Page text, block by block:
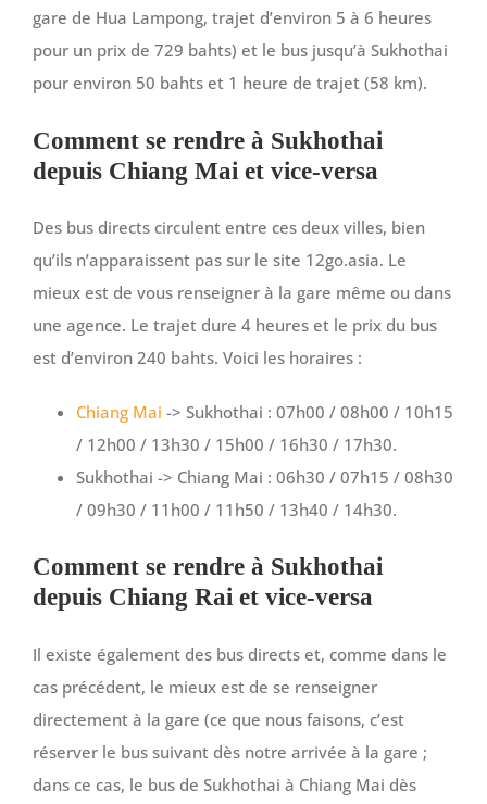
gare de Hua Lampong, trajet d’environ 5 à 6 heures
pour un prix de 729 bahts) et le bus jusqu’à Sukhothai
pour environ 50 bahts et 1 heure de trajet (58 km).
Comment se rendre à Sukhothai
depuis Chiang Mai et vice-versa
Des bus directs circulent entre ces deux villes, bien
qu’ils n’apparaissent pas sur le site 12go.asia. Le
mieux est de vous renseigner à la gare même ou dans
une agence. Le trajet dure 4 heures et le prix du bus
est d’environ 240 bahts. Voici les horaires :
Chiang Mai -> Sukhothai : 07h00 / 08h00 / 10h15
/ 12h00 / 13h30 / 15h00 / 16h30 / 17h30.
Sukhothai -> Chiang Mai : 06h30 / 07h15 / 08h30
/ 09h30 / 11h00 / 11h50 / 13h40 / 14h30.
Comment se rendre à Sukhothai
depuis Chiang Rai et vice-versa
Il existe également des bus directs et, comme dans le
cas précédent, le mieux est de se renseigner
directement à la gare (ce que nous faisons, c’est
réserver le bus suivant dès notre arrivée à la gare ;
dans ce cas, le bus de Sukhothai à Chiang Mai dès